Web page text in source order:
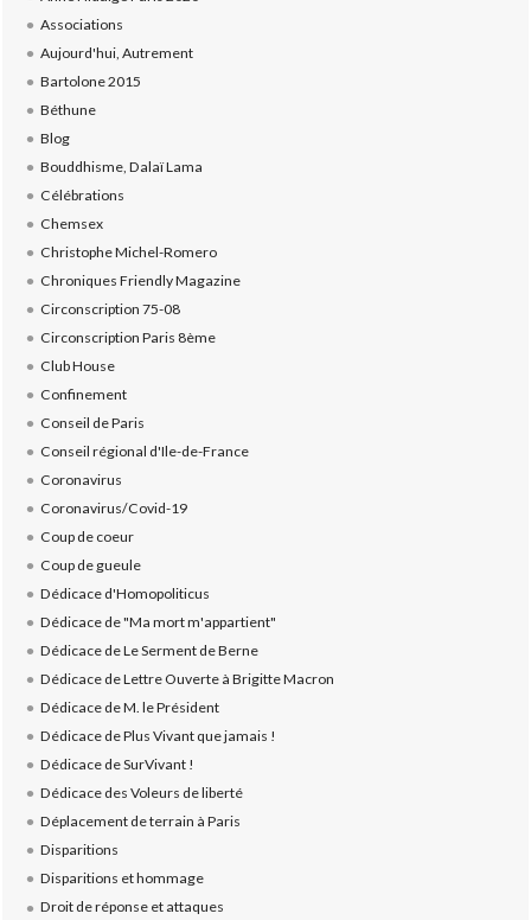
Associations
Aujourd'hui, Autrement
Bartolone 2015
Béthune
Blog
Bouddhisme, Dalaï Lama
Célébrations
Chemsex
Christophe Michel-Romero
Chroniques Friendly Magazine
Circonscription 75-08
Circonscription Paris 8ème
Club House
Confinement
Conseil de Paris
Conseil régional d'Ile-de-France
Coronavirus
Coronavirus/Covid-19
Coup de coeur
Coup de gueule
Dédicace d'Homopoliticus
Dédicace de "Ma mort m'appartient"
Dédicace de Le Serment de Berne
Dédicace de Lettre Ouverte à Brigitte Macron
Dédicace de M. le Président
Dédicace de Plus Vivant que jamais !
Dédicace de SurVivant !
Dédicace des Voleurs de liberté
Déplacement de terrain à Paris
Disparitions
Disparitions et hommage
Droit de réponse et attaques